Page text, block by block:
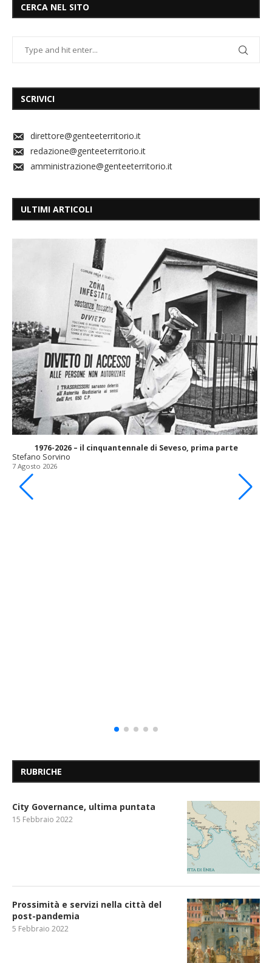
CERCA NEL SITO
SCRIVICI
direttore@genteeterritorio.it
redazione@genteeterritorio.it
amministrazione@genteeterritorio.it
ULTIMI ARTICOLI
1976-2026 – il cinquantennale di Seveso, prima parte
Stefano Sorvino
7 Agosto 2026
RUBRICHE
City Governance, ultima puntata
15 Febbraio 2022
Prossimità e servizi nella città del
post-pandemia
5 Febbraio 2022